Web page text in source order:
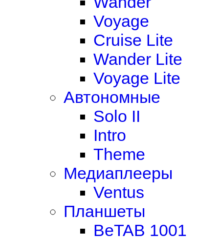
Voyage
Cruise Lite
Wander Lite
Voyage Lite
Автономные
Solo II
Intro
Theme
Медиаплееры
Ventus
Планшеты
BeTAB 1001